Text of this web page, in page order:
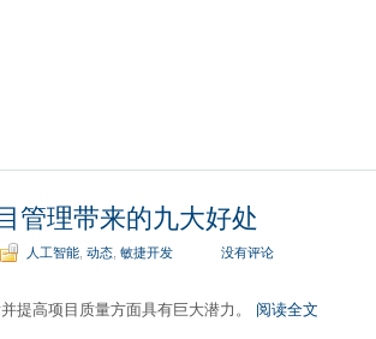
管理带来的九大好处
人工智能 动态 敏捷开发 没有评论
提高项目质量方面具有巨大潜力。 阅读全文